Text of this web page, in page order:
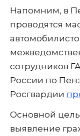
Напомним, в
проводятся
сотрудников
России по
Росгвардии
Основной
выявление